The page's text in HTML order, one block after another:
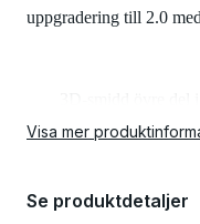
uppgradering till 2.0
Visa mer
Se produktdetaljer